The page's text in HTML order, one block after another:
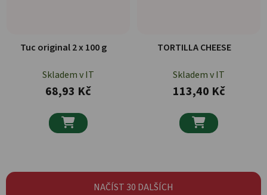
Tuc original 2 x 100 g
Skladem v IT
68,93 Kč

TORTILLA CHEESE
Skladem v IT
113,40 Kč

NAČÍST 30 DALŠÍCH